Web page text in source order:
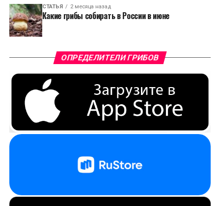
СТАТЬЯ 2 месяца назад
Какие грибы собирать в России в июне
ОПРЕДЕЛИТЕЛИ ГРИБОВ